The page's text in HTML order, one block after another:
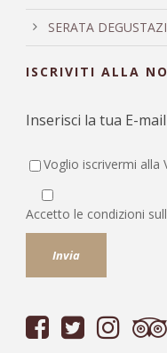
SERATA
ISCRIVITI ALLA
Inserisci la tua E-
Voglio iscrivermi alla
Accetto le condizioni